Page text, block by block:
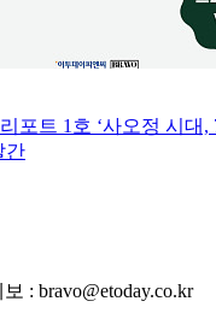
포트 1호 ‘사오정 시대,
간
: bravo@etoday.co.kr